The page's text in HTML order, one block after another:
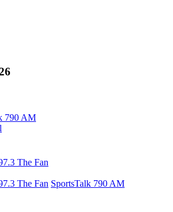
790 AM
The Fan
The Fan SportsTalk 790 AM